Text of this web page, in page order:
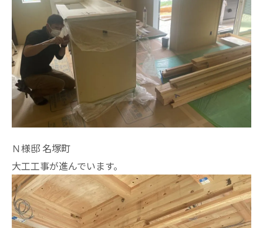
Ｎ様邸 名塚町
大工工事が進んでいます。